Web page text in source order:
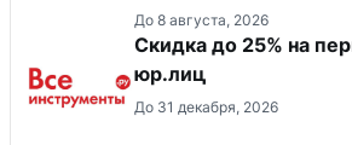
До 8 августа, 2026
Скидка до 25% на
юр.лиц
До 31 декабря, 2026